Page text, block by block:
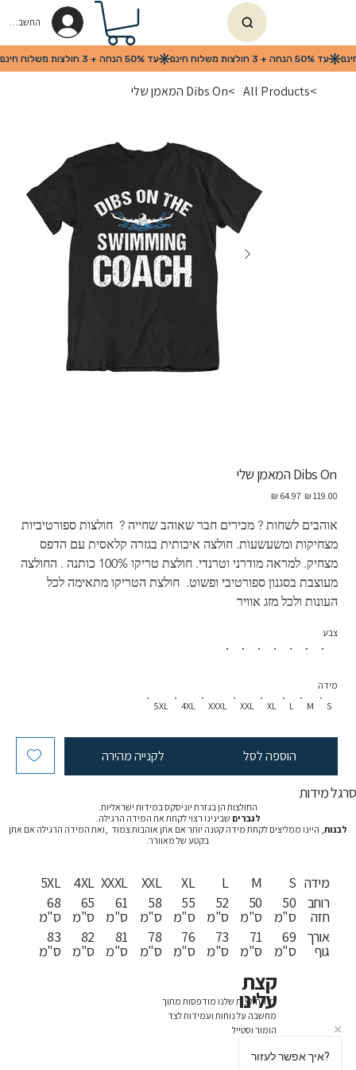
החשבון שלי
>
All Products
>Dibs On המאמן שלי
Dibs On המאמן שלי
מחיר
מחיר
‏64.97 ‏₪
אוהבים לשחות ? מכירים חבר שאוהב שחייה ?  חולצות ספורטיביות
מצחיקות ומשעשעות. חולצה איכותית בגזרה קלאסית עם הדפס
מצחיק. למראה מודרני וטרנדי. חולצת טריקו 100% כותנה . החולצה
מעוצבת בסגנון ספורטיבי ופשוט.  חולצת הטריקו מתאימה לכל
העונות ולכל מזג אוויר
צבע
S
M
L
XL
XXL
XXXL
4XL
5XL
מידה
הוספה לסל לקנייה מהירה
סרגל מידות
החולצות הן בגזרת יוניסקס במידות ישראליות.
לגברים שבינינו רצוי לקחת את המידה הרגילה.
לבנות, היינו ממליצים לקחת מידה קטנה יותר אם אתן אוהבות צמוד ,ואת המידה הרגילה אם אתן
בקטע של מאוורר.
5XL
68
ס"מ
83
ס"מ
4XL
65
ס"מ
82
ס"מ
XXXL
61
ס"מ
81
ס"מ
XXL
58
ס"מ
78
ס"מ
XL
55
ס"מ
76
ס"מ
L
52
ס"מ
73
ס"מ
M
50
ס"מ
71
ס"מ
S
50
ס"מ
69
ס"מ
מידה
רוחב
חזה
אורך
גוף
כל החולצות שלנו מודפסות מתוך
מחשבה על נוחות ועמידות לצד
הומור וסטייל
קצת
עלינו
איך אפשר לעזור?